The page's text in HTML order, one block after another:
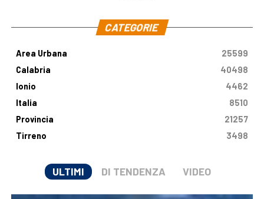
CATEGORIE
Area Urbana
25599
Calabria
40498
Ionio
4462
Italia
8510
Provincia
21257
Tirreno
3498
ULTIMI DI TENDENZA VIDEO